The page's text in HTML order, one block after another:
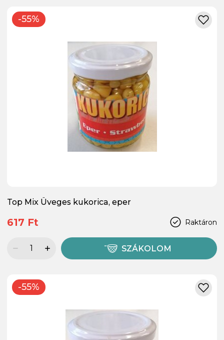
-55%
Top Mix Üveges kukorica, eper
Raktáron
617 Ft
SZÁKOLOM
-55%